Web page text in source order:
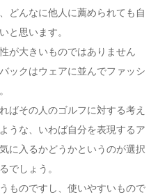
どんなに他人に薦められても自
と思います。
が大きいものではありません
ックはウェアに並んでファッシ
ばその人のゴルフに対する考え
うな、いわば自分を表現するア
に入るかどうかというのが選択
でしょう。
ものですし、使いやすいもので